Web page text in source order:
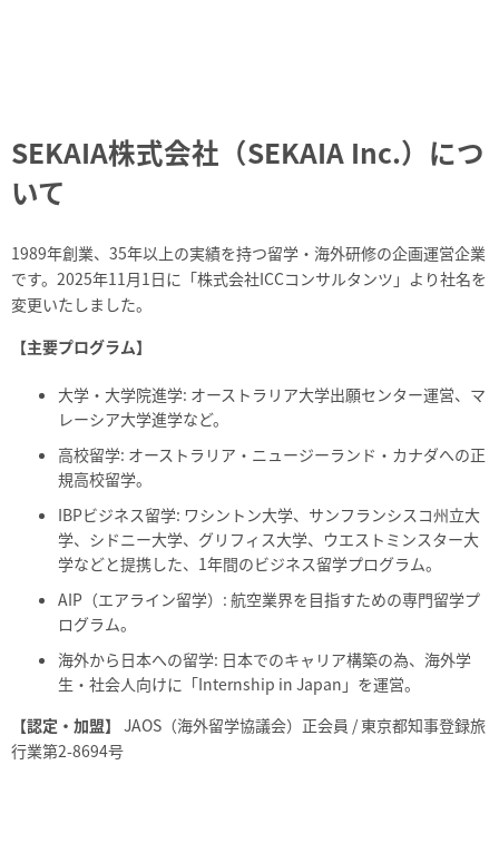
SEKAIA株式会社（SEKAIA Inc.）につ
いて
1989年創業、35年以上の実績を持つ留学・海外研修の企画運営企業
です。2025年11月1日に「株式会社ICCコンサルタンツ」より社名を
変更いたしました。
【主要プログラム】
大学・大学院進学: オーストラリア大学出願センター運営、マ
レーシア大学進学など。
高校留学: オーストラリア・ニュージーランド・カナダへの正
規高校留学。
IBPビジネス留学: ワシントン大学、サンフランシスコ州立大
学、シドニー大学、グリフィス大学、ウエストミンスター大
学などと提携した、1年間のビジネス留学プログラム。
AIP（エアライン留学）: 航空業界を目指すための専門留学プ
ログラム。
海外から日本への留学: 日本でのキャリア構築の為、海外学
生・社会人向けに「Internship in Japan」を運営。
【認定・加盟】 JAOS（海外留学協議会）正会員 / 東京都知事登録旅
行業第2-8694号